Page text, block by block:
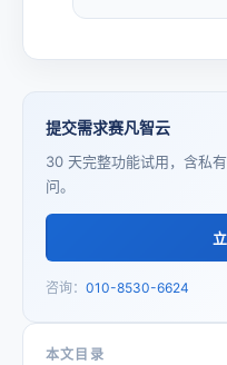
提交需求赛凡智云
30 天完整功能试用，含私
问。
咨询： 010-8530-6624
本文目录